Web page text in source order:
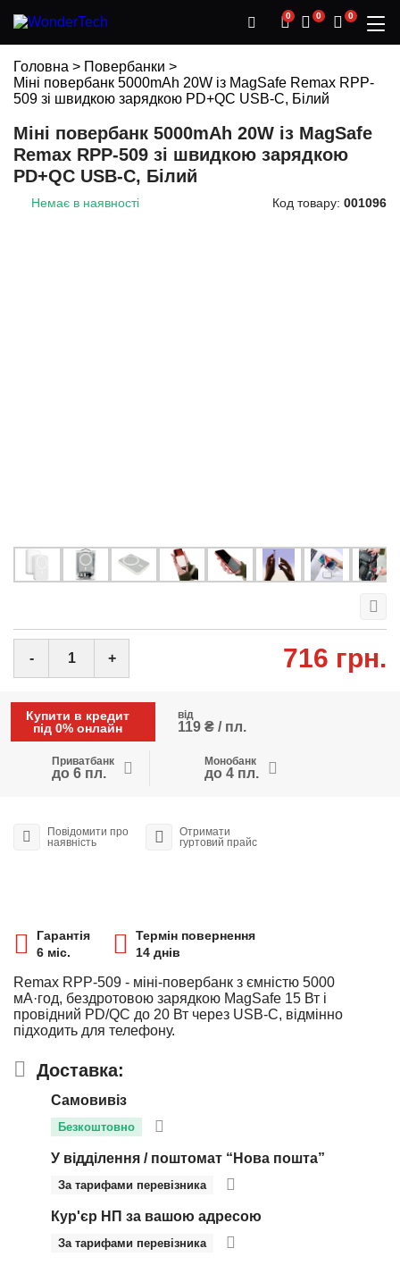
0 0 0
Головна > Повербанки >
Міні повербанк 5000mAh 20W із MagSafe Remax RPP-
509 зі швидкою зарядкою PD+QC USB-C, Білий
Міні повербанк 5000mAh 20W із MagSafe
Remax RPP-509 зі швидкою зарядкою
PD+QC USB-C, Білий
Немає в наявності Код товару: 001096
716 грн.
- +
Купити в кредит
під 0% онлайн
від
119 ₴ / пл.
Приватбанк
до 6 пл.
Монобанк
до 4 пл.
Повідомити про
наявність
Отримати
гуртовий прайс
Гарантія
6 міс.
Термін повернення
14 днів
Remax RPP-509 - міні-повербанк з ємністю 5000
мА·год, бездротовою зарядкою MagSafe 15 Вт і
провідний PD/QC до 20 Вт через USB-C, відмінно
підходить для телефону.
Доставка:
Самовивіз
Безкоштовно
У відділення / поштомат “Нова пошта”
За тарифами перевізника
Кур'єр НП за вашою адресою
За тарифами перевізника